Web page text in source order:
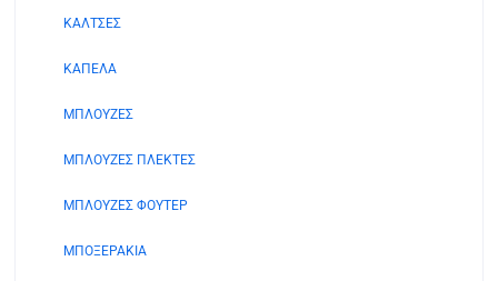
ΚΑΛΤΣΕΣ
ΚΑΠΕΛΑ
ΜΠΛΟΥΖΕΣ
ΜΠΛΟΥΖΕΣ ΠΛΕΚΤΕΣ
ΜΠΛΟΥΖΕΣ ΦΟΥΤΕΡ
ΜΠΟΞΕΡΑΚΙΑ